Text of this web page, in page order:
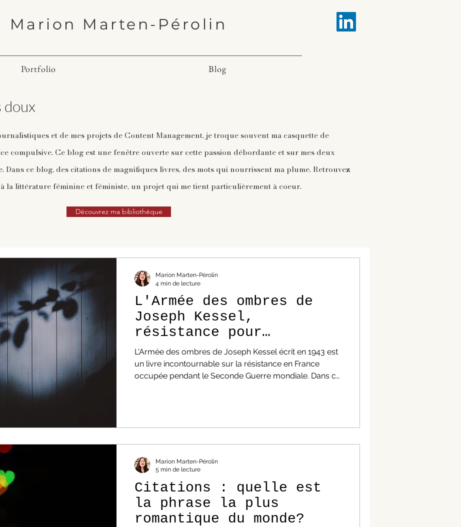
Marion Marten-Pérolin
Portfolio Blog
doux
et de mes projets de Content Management, je troque souvent ma casquette de
compulsive. Ce blog est une fenêtre ouverte sur cette passion débordante et sur mes deux
Dans ce blog, des citations de magnifiques livres, des mots qui nourrissent ma plume. Retrouvez
la littérature féminine et féministe, un projet qui me tient particulièrement à coeur.
Découvrez ma bibliothèque
L'Armée des ombres de
Joseph Kessel,
résistance pour
l'humanité
L'Armée des ombres de Joseph Kessel écrit en 1943 est
un livre incontournable sur la résistance en France
occupée pendant le Seconde Guerre mondiale. Dans ce
résistance et humanité L'Armée des ombres de Joseph
Marion Marten-Pérolin
4 min de lecture
Citations : quelle est
la phrase la plus
romantique du monde?
Marion Marten-Pérolin
5 min de lecture